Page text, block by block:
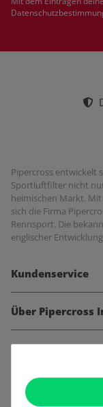
Pipercross entwickelt
Sportluftfilter nicht
heimischen Markt.
sich die Firma
Rennsport. Die
englischer
Kundenservice
Über Pipercross
Informationen
Gesetzliche